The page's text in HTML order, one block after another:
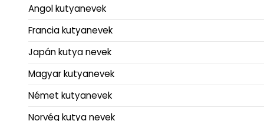
Angol kutyanevek
Francia kutyanevek
Japán kutya nevek
Magyar kutyanevek
Német kutyanevek
Norvég kutya nevek